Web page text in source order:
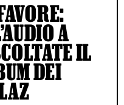
A
IL
DEI